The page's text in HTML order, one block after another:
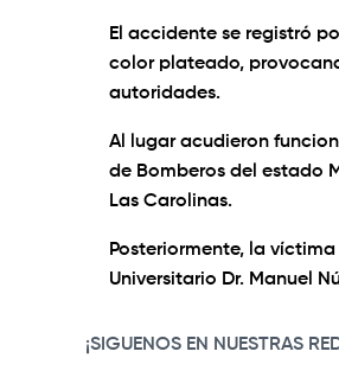
El accidente se registró
color plateado,
autoridades.
Al lugar acudieron
de Bomberos del estado
Las Carolinas.
Posteriormente, la
Universitario Dr. Manuel
¡SIGUENOS EN NUESTRAS